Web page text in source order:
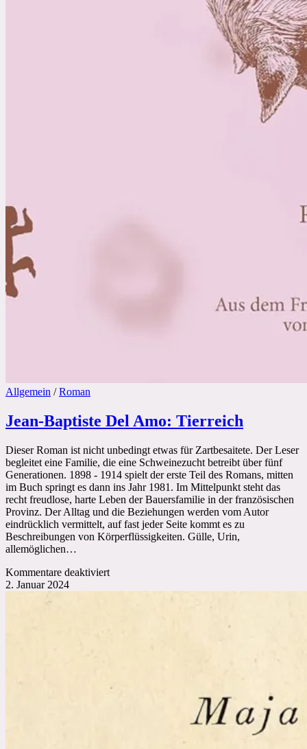
Allgemein /Roman
Jean-Baptiste Del Amo: Tierreich
Dieser Roman ist nicht unbedingt etwas für Zartbesaitete. Der Leser
begleitet eine Familie, die eine Schweinezucht betreibt über fünf
Generationen. 1898 - 1914 spielt der erste Teil des Romans, mitten
im Buch springt es dann ins Jahr 1981. Im Mittelpunkt steht das
recht freudlose, harte Leben der Bauersfamilie in der französischen
Provinz. Der Alltag und die Beziehungen werden vom Autor
eindrücklich vermittelt, auf fast jeder Seite kommt es zu
Beschreibungen von Körperflüssigkeiten. Gülle, Urin,
allemöglichen…
Kommentare deaktiviertfür
2. Januar 2024